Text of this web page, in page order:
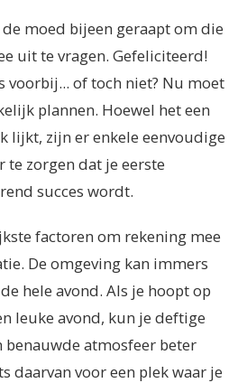
moed bijeen geraapt om die
uit te vragen. Gefeliciteerd!
voorbij... of toch niet? Nu moet
plannen. Hoewel het een
lijkt, zijn er enkele eenvoudige
te zorgen dat je eerste
succes wordt.
factoren om rekening mee
De omgeving kan immers
hele avond. Als je hoopt op
leuke avond, kun je deftige
benauwde atmosfeer beter
daarvan voor een plek waar je